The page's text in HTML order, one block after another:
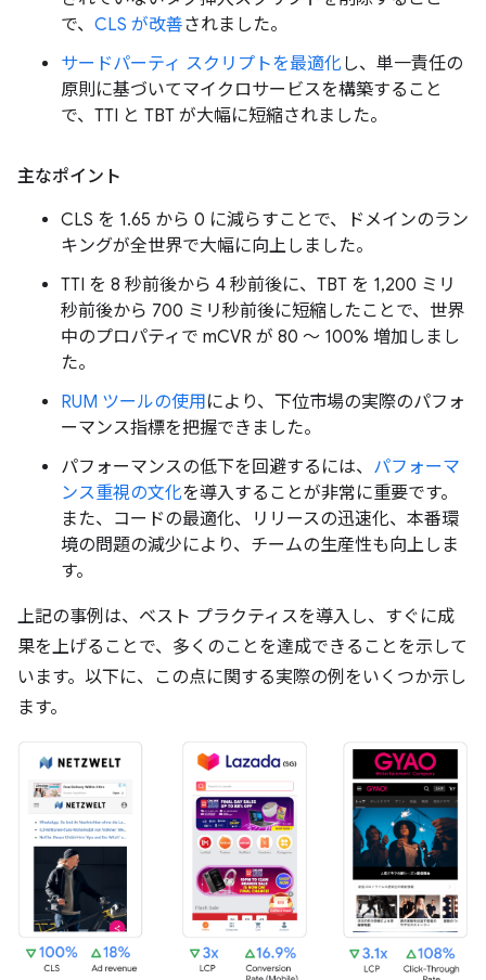
で、 CLS が改善されました。
サードパーティ スクリプトを最適化 し、単一責任の
原則に基づいてマイクロサービスを構築すること
で、TTI と TBT が大幅に短縮されました。
主なポイント
CLS を 1.65 から 0 に減らすことで、ドメインのラン
キングが全世界で大幅に向上しました。
TTI を 8 秒前後から 4 秒前後に、TBT を 1,200 ミリ
秒前後から 700 ミリ秒前後に短縮したことで、世界
中のプロパティで mCVR が 80 ～ 100% 増加しまし
た。
RUM ツールの使用により、下位市場の実際のパフォ
ーマンス指標を把握できました。
パフォーマンスの低下を回避するには、 パフォーマ
ンス重視の文化を導入することが非常に重要です。
また、コードの最適化、リリースの迅速化、本番環
境の問題の減少により、チームの生産性も向上しま
す。
上記の事例は、ベスト プラクティスを導入し、すぐに成
果を上げることで、多くのことを達成できることを示して
います。以下に、この点に関する実際の例をいくつか示し
ます。